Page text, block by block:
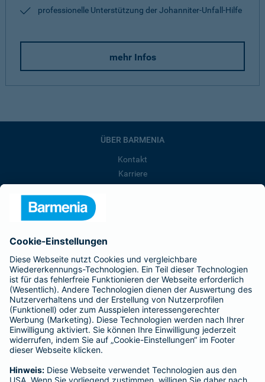
professionelle Unterstützung der Johanniter-Unfall-Hilfe
mehr Infos
ÜBER BARMENIA
Kontakt
Karriere
Barmenia ist Teil der BarmeniaGothaer
BELIEBTE SEITEN
Kranken-Zusatzversicherung
Tierversicherungen
Haftpflichtversicherung
Hausratversicherung
Adresse ändern